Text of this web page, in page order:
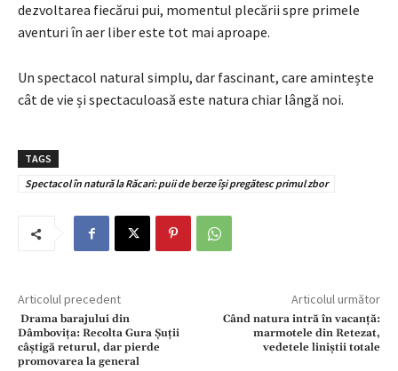
dezvoltarea fiecărui pui, momentul plecării spre primele
aventuri în aer liber este tot mai aproape.
Un spectacol natural simplu, dar fascinant, care amintește
cât de vie și spectaculoasă este natura chiar lângă noi.
TAGS
Spectacol în natură la Răcari: puii de berze își pregătesc primul zbor
Articolul precedent
Drama barajului din
Dâmbovița: Recolta Gura Șuții
câștigă returul, dar pierde
promovarea la general
Articolul următor
Când natura intră în vacanță:
marmotele din Retezat,
vedetele liniștii totale